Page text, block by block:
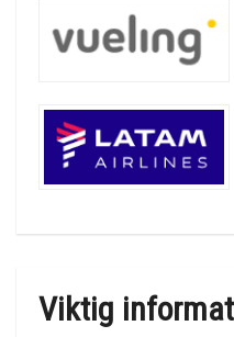
Viktig